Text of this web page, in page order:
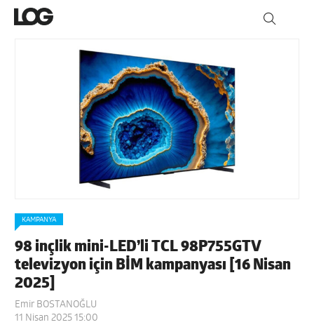
KAMPANYA
98 inçlik mini-LED’li TCL 98P755GTV
televizyon için BİM kampanyası [16 Nisan
2025]
Emir BOSTANOĞLU
11 Nisan 2025 15:00